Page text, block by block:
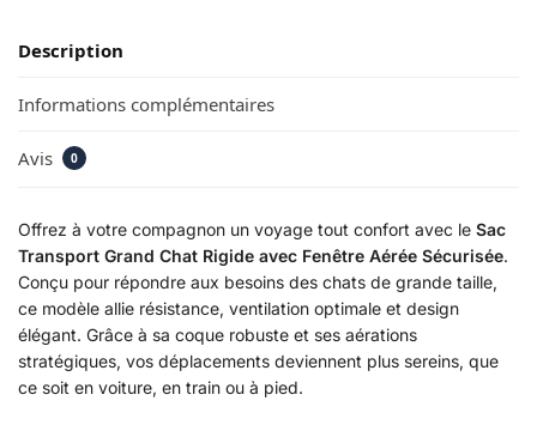
Description
Informations complémentaires
Avis 0
Offrez à votre compagnon un voyage tout confort avec le Sac
Transport Grand Chat Rigide avec Fenêtre Aérée Sécurisée.
Conçu pour répondre aux besoins des chats de grande taille,
ce modèle allie résistance, ventilation optimale et design
élégant. Grâce à sa coque robuste et ses aérations
stratégiques, vos déplacements deviennent plus sereins, que
ce soit en voiture, en train ou à pied.